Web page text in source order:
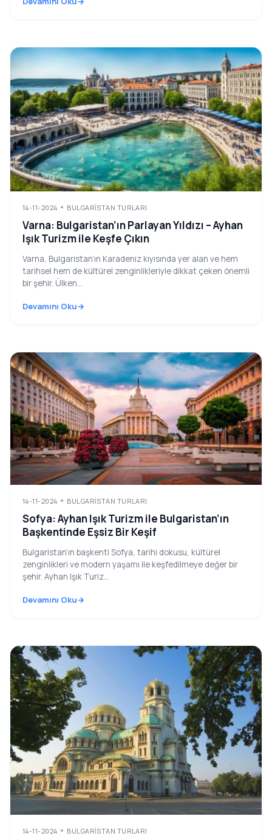
14-11-2024 BULGARISTAN TURLARI
Varna: Bulgaristan’ın Parlayan Yıldızı – Ayhan
Işık Turizm ile Keşfe Çıkın
Varna, Bulgaristan’ın Karadeniz kıyısında yer alan ve hem
tarihsel hem de kültürel zenginlikleriyle dikkat çeken önemli
bir şehir. Ülken...
Devamını Oku
14-11-2024 BULGARISTAN TURLARI
Sofya: Ayhan Işık Turizm ile Bulgaristan’ın
Başkentinde Eşsiz Bir Keşif
Bulgaristan’ın başkenti Sofya, tarihi dokusu, kültürel
zenginlikleri ve modern yaşamı ile keşfedilmeye değer bir
şehir. Ayhan Işık Turiz...
Devamını Oku
14-11-2024 BULGARISTAN TURLARI